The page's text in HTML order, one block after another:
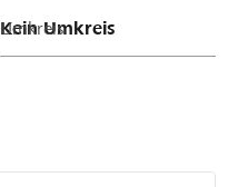
Umkreis